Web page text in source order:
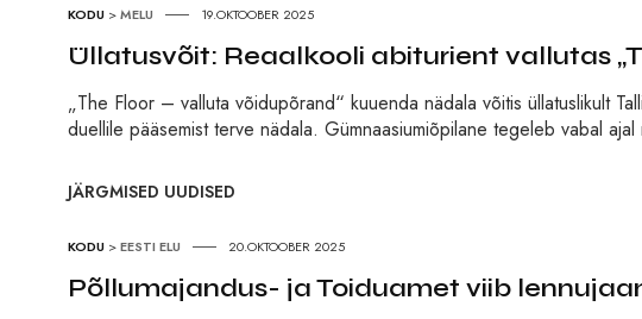
KODU >MELU 19.OKTOOBER 2025
Üllatusvõit: Reaalkooli abiturient vallutas
„The Floor – valluta võidupõrand“ kuuenda nädala võitis üllatuslikult
duellile pääsemist terve nädala. Gümnaasiumiõpilane tegeleb vabal
JÄRGMISED UUDISED
KODU >EESTI ELU 20.OKTOOBER 2025
Põllumajandus- ja Toiduamet viib